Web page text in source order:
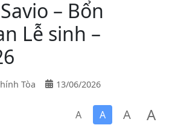
– Bổn
Lễ sinh –
Tòa 13/06/2026
A A A A